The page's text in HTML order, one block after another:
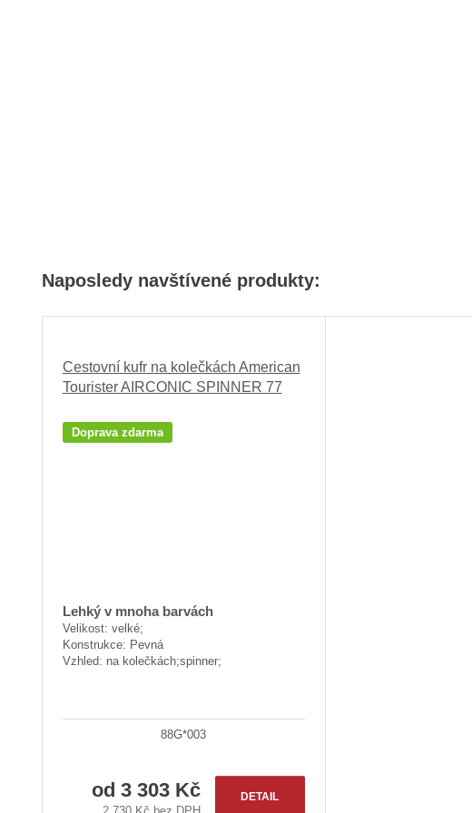
Naposledy navštívené produkty:
Cestovní kufr na kolečkách American
Tourister AIRCONIC SPINNER 77
Doprava zdarma
Lehký v mnoha barvách
Velikost: velké;
Konstrukce: Pevná
Vzhled: na kolečkách;spinner;
88G*003
od 3 303 Kč DETAIL